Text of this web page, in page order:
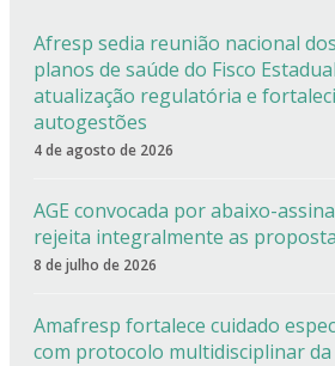
Afresp sedia reunião nacional
planos de saúde do Fisco
atualização regulatória e
autogestões
4 de agosto de 2026
AGE convocada por abaixo-
rejeita integralmente as
8 de julho de 2026
Amafresp fortalece cuidado
com protocolo multidisciplinar da